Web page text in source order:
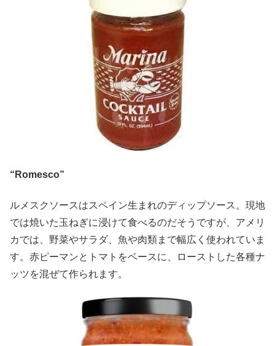
“Romesco”
ルメスクソースはスペイン生まれのディップソース。現地
では焼いた玉ねぎに浸けて食べるのだそうですが、アメリ
カでは、野菜やサラダ、魚や肉類まで幅広く使われていま
す。赤ピーマンとトマトをベースに、ローストした各種ナ
ッツを混ぜて作られます。